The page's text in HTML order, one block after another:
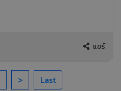
แชร์
> Last